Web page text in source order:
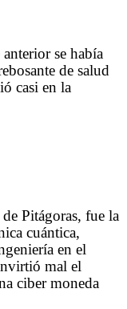
se había
de salud
casi en la
Pitágoras, fue la
cuántica,
en el
mal el
ciber moneda